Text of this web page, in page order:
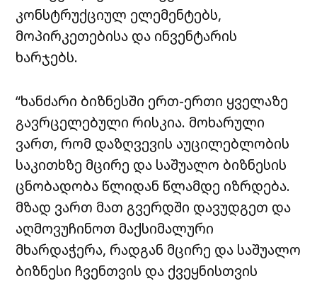
კონსტრუქციულ ელემენტებს,
მოპირკეთებისა და ინვენტარის
ხარჯებს.
“ხანძარი ბიზნესში ერთ-ერთი ყველაზე
გავრცელებული რისკია. მოხარული
ვართ, რომ დაზღვევის აუცილებლობის
საკითხზე მცირე და საშუალო ბიზნესის
ცნობადობა წლიდან წლამდე იზრდება.
მზად ვართ მათ გვერდში დავუდგეთ და
აღმოვუჩინოთ მაქსიმალური
მხარდაჭერა, რადგან მცირე და საშუალო
ბიზნესი ჩვენთვის და ქვეყნისთვის